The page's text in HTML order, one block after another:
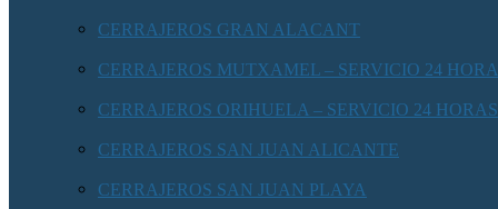
CERRAJEROS GRAN ALACANT
CERRAJEROS MUTXAMEL – SERVICIO 24
CERRAJEROS ORIHUELA – SERVICIO 24 HORAS
CERRAJEROS SAN JUAN ALICANTE
CERRAJEROS SAN JUAN PLAYA